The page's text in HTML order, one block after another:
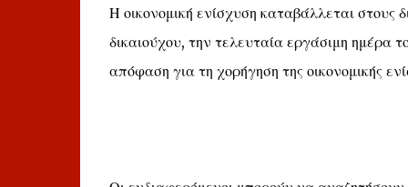
Η οικονομική ενίσχυση καταβάλλεται
δικαιούχου, την τελευταία εργάσιμη ημέρα
απόφαση για τη χορήγηση της οικονομικής